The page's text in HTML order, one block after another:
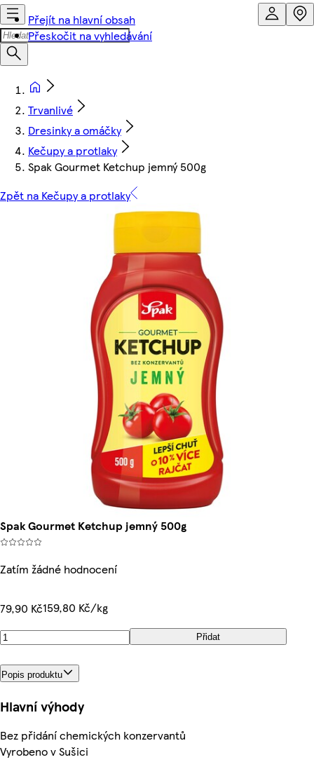
Přejít na hlavní obsah
Přeskočit na vyhledávání
Trvanlivé
Dresinky a omáčky
Kečupy a protlaky
Spak Gourmet Ketchup jemný 500g
Zpět na Kečupy a protlaky
Spak Gourmet Ketchup jemný 500g
Zatím žádné hodnocení
79,90 Kč159,80 Kč/kg
Přidat
Popis produktu
Hlavní výhody
Bez přidání chemických konzervantů
Vyrobeno v Sušici